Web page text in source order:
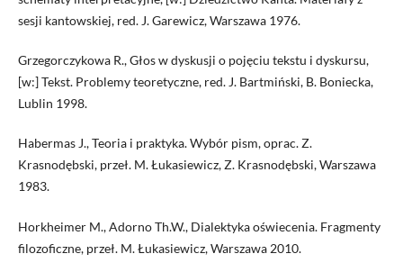
sesji kantowskiej, red. J. Garewicz, Warszawa 1976.
Grzegorczykowa R., Głos w dyskusji o pojęciu tekstu i dyskursu,
[w:] Tekst. Problemy teoretyczne, red. J. Bartmiński, B. Boniecka,
Lublin 1998.
Habermas J., Teoria i praktyka. Wybór pism, oprac. Z.
Krasnodębski, przeł. M. Łukasiewicz, Z. Krasnodębski, Warszawa
1983.
Horkheimer M., Adorno Th.W., Dialektyka oświecenia. Fragmenty
filozoficzne, przeł. M. Łukasiewicz, Warszawa 2010.